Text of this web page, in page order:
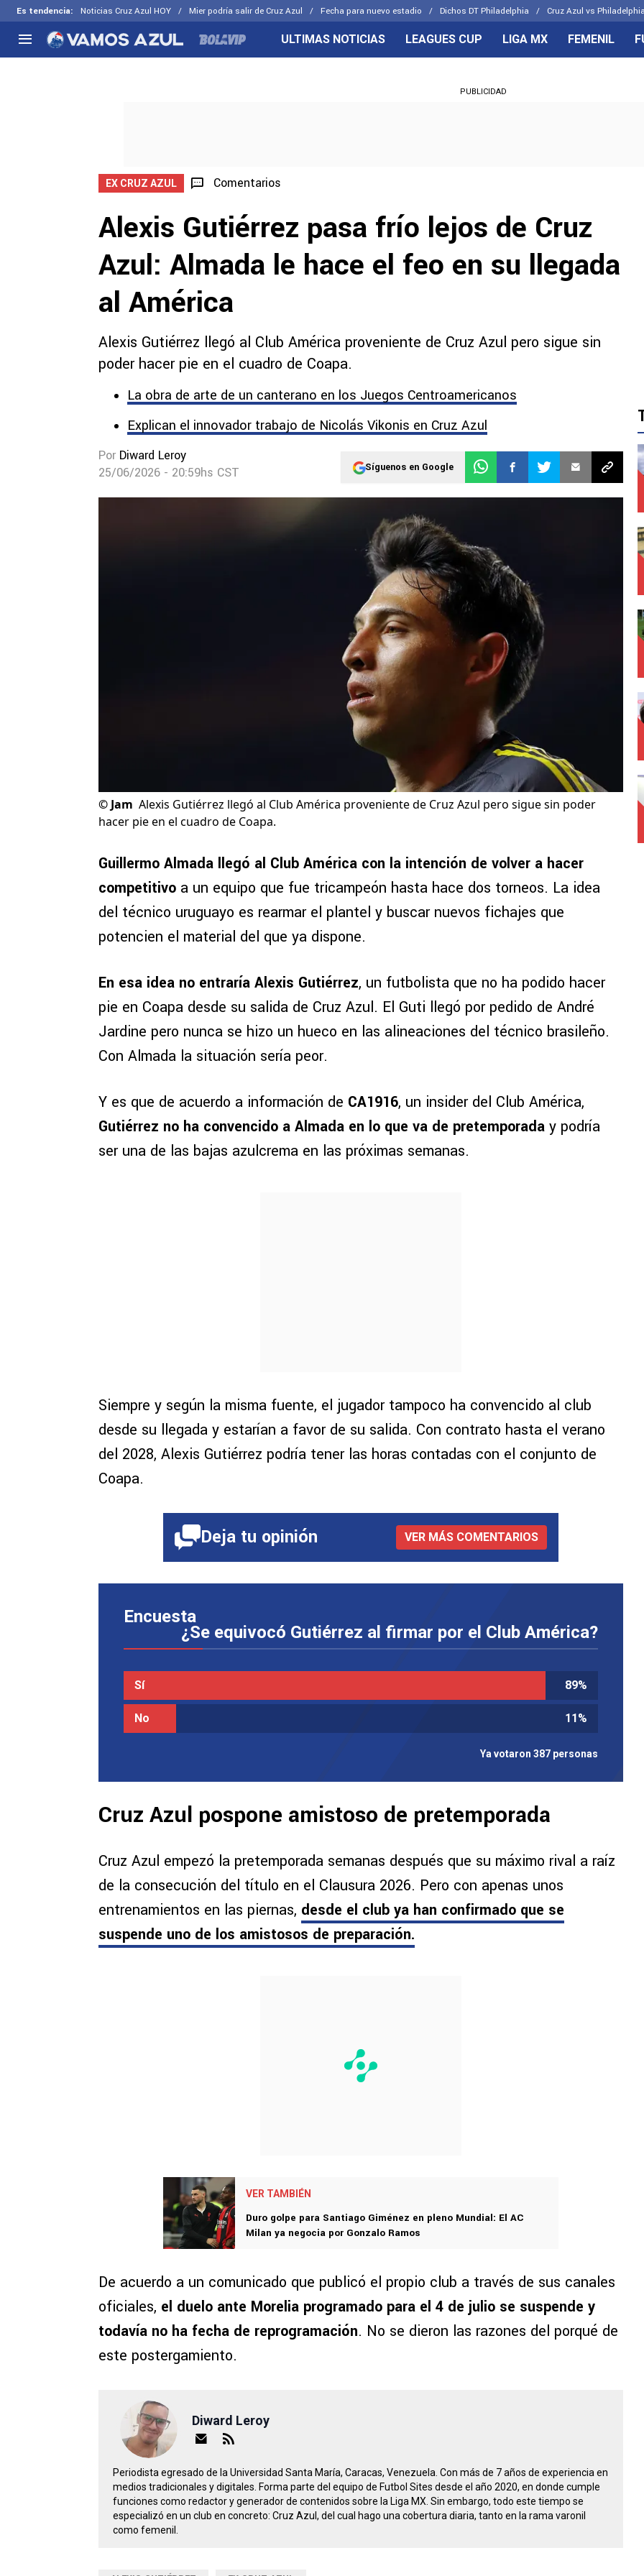
Es tendencia: Noticias Cruz Azul HOY Mier podría salir de Cruz Azul Fecha para nuevo estadio Dichos DT Philadelphia Cruz Azul vs
Selección Mexicana
CELESTES
ULTIMAS NOTICIAS LEAGUES CUP LIGA MX FEMENIL
PUBLICIDAD
EX CRUZ AZUL Comentarios
Alexis Gutiérrez pasa frío lejos de Cruz
Azul: Almada le hace el feo en su llegada
al América
Alexis Gutiérrez llegó al Club América proveniente de Cruz Azul pero sigue sin
poder hacer pie en el cuadro de Coapa.
La obra de arte de un canterano en los Juegos Centroamericanos
Explican el innovador trabajo de Nicolás Vikonis en Cruz Azul
Por Diward Leroy
25/06/2026 - 20:59hs CST
Síguenos en Google
© Jam Alexis Gutiérrez llegó al Club América proveniente de Cruz Azul pero sigue sin poder
hacer pie en el cuadro de Coapa.
Guillermo Almada llegó al Club América con la intención de volver a hacer
competitivo a un equipo que fue tricampeón hasta hace dos torneos. La idea
del técnico uruguayo es rearmar el plantel y buscar nuevos fichajes que
potencien el material del que ya dispone.
En esa idea no entraría Alexis Gutiérrez, un futbolista que no ha podido hacer
pie en Coapa desde su salida de Cruz Azul. El Guti llegó por pedido de André
Jardine pero nunca se hizo un hueco en las alineaciones del técnico brasileño.
Con Almada la situación sería peor.
Y es que de acuerdo a información de CA1916, un insider del Club América,
Gutiérrez no ha convencido a Almada en lo que va de pretemporada y podría
ser una de las bajas azulcrema en las próximas semanas.
Siempre y según la misma fuente, el jugador tampoco ha convencido al club
desde su llegada y estarían a favor de su salida. Con contrato hasta el verano
del 2028, Alexis Gutiérrez podría tener las horas contadas con el conjunto de
Coapa.
Deja tu opinión VER MÁS COMENTARIOS
Encuesta
¿Se equivocó Gutiérrez al firmar por el Club América?
Sí 89%
No 11 %
Ya votaron 387 personas
Cruz Azul pospone amistoso de pretemporada
Cruz Azul empezó la pretemporada semanas después que su máximo rival a raíz
de la consecución del título en el Clausura 2026. Pero con apenas unos
entrenamientos en las piernas, desde el club ya han confirmado que se
suspende uno de los amistosos de preparación.
VER TAMBIÉN
Duro golpe para Santiago Giménez en pleno Mundial: El AC
Milan ya negocia por Gonzalo Ramos
De acuerdo a un comunicado que publicó el propio club a través de sus canales
oficiales, el duelo ante Morelia programado para el 4 de julio se suspende y
todavía no ha fecha de reprogramación. No se dieron las razones del porqué de
este postergamiento.
Diward Leroy
Periodista egresado de la Universidad Santa María, Caracas, Venezuela. Con más de 7 años de experiencia en
medios tradicionales y digitales. Forma parte del equipo de Futbol Sites desde el año 2020, en donde cumple
funciones como redactor y generador de contenidos sobre la Liga MX. Sin embargo, todo este tiempo se
especializó en un club en concreto: Cruz Azul, del cual hago una cobertura diaria, tanto en la rama varonil
como femenil.